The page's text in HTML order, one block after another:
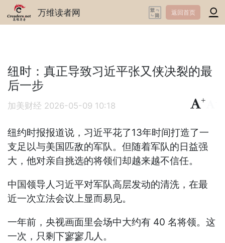
万维读者网 返回首页
纽时：真正导致习近平张又侠决裂的最
后一步
加美财经 2026-05-09 10:18
+
纽约时报报道说，习近平花了13年时间打造了一
支足以与美国匹敌的军队。但随着军队的日益强
大，他对亲自挑选的将领们却越来越不信任。
中国领导人习近平对军队高层发动的清洗，在最
近一次立法会议上显而易见。
一年前，央视画面里会场中大约有 40 名将领。这
一次，只剩下寥寥几人。